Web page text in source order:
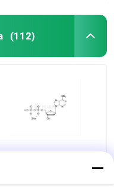
(112)
соль